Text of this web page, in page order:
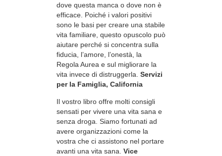
dove questa manca o dove non è
efficace. Poiché i valori positivi
sono le basi per creare una stabile
vita familiare, questo opuscolo può
aiutare perché si concentra sulla
fiducia, l’amore, l’onestà, la
Regola Aurea e sul migliorare la
vita invece di distruggerla. Servizi
per la Famiglia, California
Il vostro libro offre molti consigli
sensati per vivere una vita sana e
senza droga. Siamo fortunati ad
avere organizzazioni come la
vostra che ci assistono nel portare
avanti una vita sana. Vice